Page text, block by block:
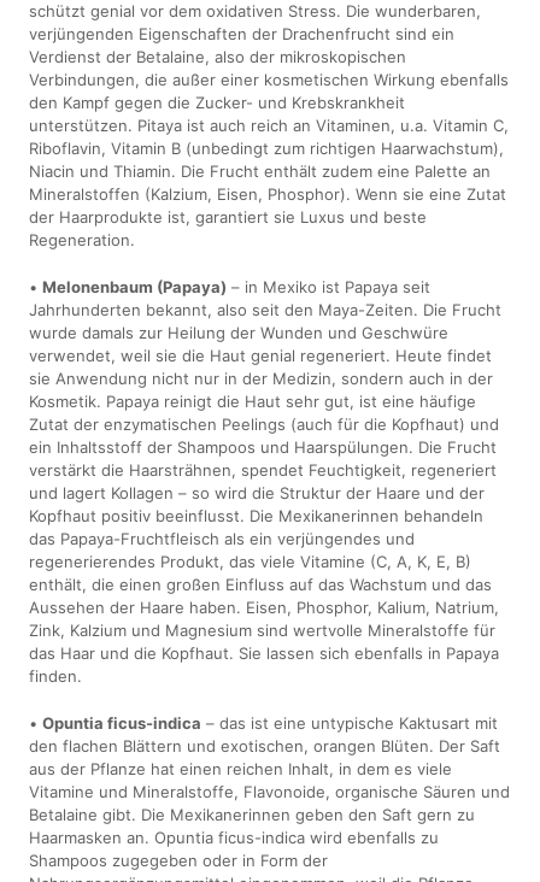
schützt genial vor dem oxidativen Stress. Die wunderbaren,
verjüngenden Eigenschaften der Drachenfrucht sind ein
Verdienst der Betalaine, also der mikroskopischen
Verbindungen, die außer einer kosmetischen Wirkung ebenfalls
den Kampf gegen die Zucker- und Krebskrankheit
unterstützen. Pitaya ist auch reich an Vitaminen, u.a. Vitamin C,
Riboflavin, Vitamin B (unbedingt zum richtigen Haarwachstum),
Niacin und Thiamin. Die Frucht enthält zudem eine Palette an
Mineralstoffen (Kalzium, Eisen, Phosphor). Wenn sie eine Zutat
der Haarprodukte ist, garantiert sie Luxus und beste
Regeneration.
•Melonenbaum (Papaya) – in Mexiko ist Papaya seit
Jahrhunderten bekannt, also seit den Maya-Zeiten. Die Frucht
wurde damals zur Heilung der Wunden und Geschwüre
verwendet, weil sie die Haut genial regeneriert. Heute findet
sie Anwendung nicht nur in der Medizin, sondern auch in der
Kosmetik. Papaya reinigt die Haut sehr gut, ist eine häufige
Zutat der enzymatischen Peelings (auch für die Kopfhaut) und
ein Inhaltsstoff der Shampoos und Haarspülungen. Die Frucht
verstärkt die Haarsträhnen, spendet Feuchtigkeit, regeneriert
und lagert Kollagen – so wird die Struktur der Haare und der
Kopfhaut positiv beeinflusst. Die Mexikanerinnen behandeln
das Papaya-Fruchtfleisch als ein verjüngendes und
regenerierendes Produkt, das viele Vitamine (C, A, K, E, B)
enthält, die einen großen Einfluss auf das Wachstum und das
Aussehen der Haare haben. Eisen, Phosphor, Kalium, Natrium,
Zink, Kalzium und Magnesium sind wertvolle Mineralstoffe für
das Haar und die Kopfhaut. Sie lassen sich ebenfalls in Papaya
finden.
•Opuntia ficus-indica – das ist eine untypische Kaktusart mit
den flachen Blättern und exotischen, orangen Blüten. Der Saft
aus der Pflanze hat einen reichen Inhalt, in dem es viele
Vitamine und Mineralstoffe, Flavonoide, organische Säuren und
Betalaine gibt. Die Mexikanerinnen geben den Saft gern zu
Haarmasken an. Opuntia ficus-indica wird ebenfalls zu
Shampoos zugegeben oder in Form der